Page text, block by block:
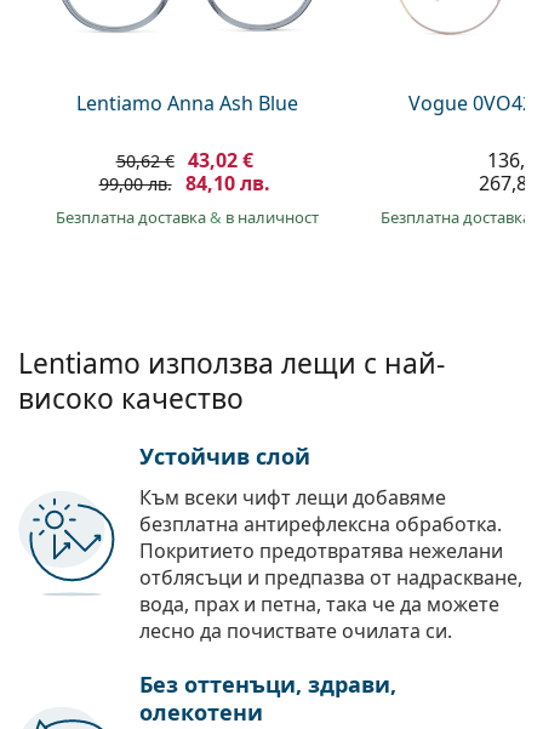
Persol
Всички марки
Lentiamo Anna Ash Blue
50,62 € 43,02 €
99,00 лв. 84,10 лв.
Безплатна доставка& в наличност
Vogue
Безплатна доставка
Lentiamo използва лещи с най-
високо качество
Устойчив слой
Към всеки чифт лещи добавяме
безплатна антирефлексна обработка.
Покритието предотвратява нежелани
отблясъци и предпазва от надраскване,
вода, прах и петна, така че да можете
лесно да почиствате очилата си.
Без оттенъци, здрави,
олекотени